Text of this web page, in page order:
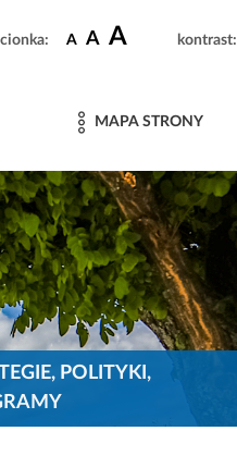
A A A kontrast:
MAPA STRONY
POLITYKI,